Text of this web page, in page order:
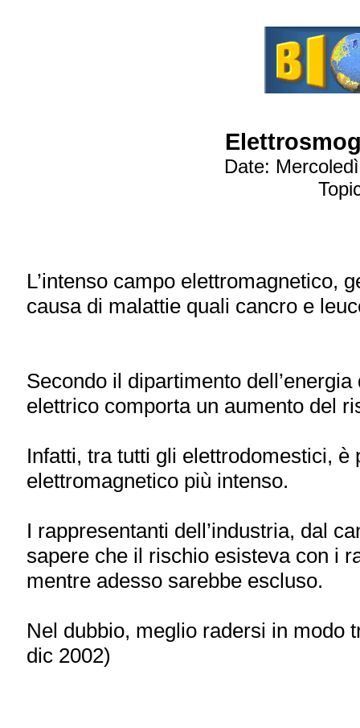
Date:
L’intenso campo elettromagnetico,
causa di malattie quali cancro e
Secondo il dipartimento
elettrico comporta un aumento del
Infatti, tra tutti gli elettrodomestici,
elettromagnetico più intenso.
I rappresentanti dell’industria, dal
sapere che il rischio esisteva con i
mentre adesso sarebbe escluso.
Nel dubbio, meglio radersi in modo
dic 2002)